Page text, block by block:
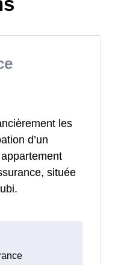
les
d’un
située